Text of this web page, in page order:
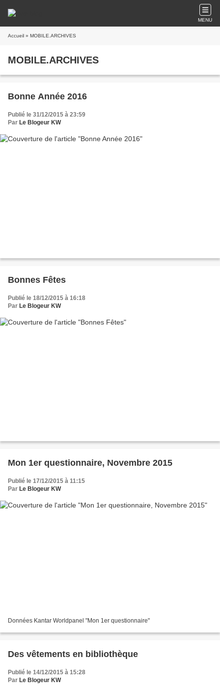
MENU
Accueil » MOBILE.ARCHIVES
MOBILE.ARCHIVES
Bonne Année 2016
Publié le 31/12/2015 à 23:59
Par Le Blogeur KW
Bonnes Fêtes
Publié le 18/12/2015 à 16:18
Par Le Blogeur KW
Mon 1er questionnaire, Novembre 2015
Publié le 17/12/2015 à 11:15
Par Le Blogeur KW
Données Kantar Worldpanel "Mon 1er questionnaire"
Des vêtements en bibliothèque
Publié le 14/12/2015 à 15:28
Par Le Blogeur KW